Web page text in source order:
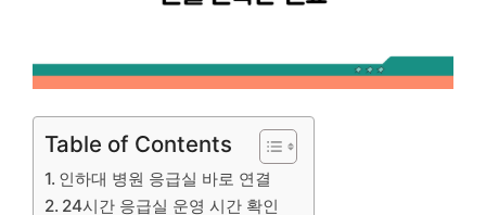
Table of Contents
인하대 병원 응급실 바로 연결
24시간 응급실 운영 시간 확인